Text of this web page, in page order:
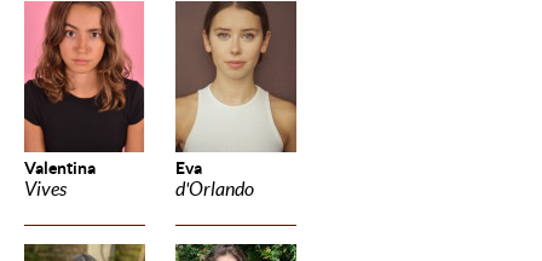
Valentina
Vives
Eva
d'Orlando